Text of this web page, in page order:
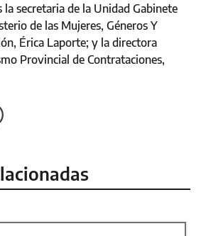
secretaria de la Unidad Gabinete
de las Mujeres, Géneros Y
Érica Laporte; y la directora
Provincial de Contrataciones,